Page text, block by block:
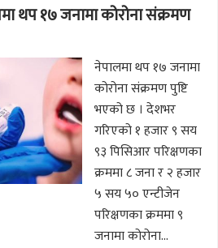
थप १७ जनामा कोरोना संक्रमण
नेपालमा थप १७ जनामा
कोरोना संक्रमण पुष्टि
भएको छ । देशभर
गरिएको १ हजार ९ सय
९३ पिसिआर परिक्षणका
क्रममा ८ जना र २ हजार
५ सय ५० एन्टीजेन
परिक्षणका क्रममा ९
जनामा कोरोना...